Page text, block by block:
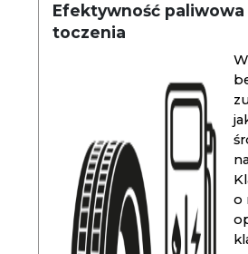
Efektywność paliwowa
toczenia
o